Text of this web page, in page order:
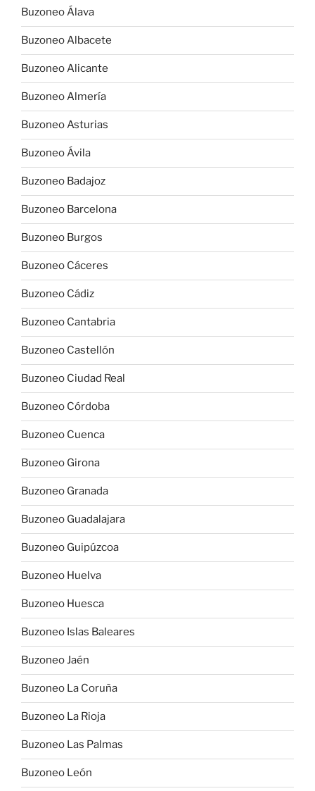
Buzoneo Álava
Buzoneo Albacete
Buzoneo Alicante
Buzoneo Almería
Buzoneo Asturias
Buzoneo Ávila
Buzoneo Badajoz
Buzoneo Barcelona
Buzoneo Burgos
Buzoneo Cáceres
Buzoneo Cádiz
Buzoneo Cantabria
Buzoneo Castellón
Buzoneo Ciudad Real
Buzoneo Córdoba
Buzoneo Cuenca
Buzoneo Girona
Buzoneo Granada
Buzoneo Guadalajara
Buzoneo Guipúzcoa
Buzoneo Huelva
Buzoneo Huesca
Buzoneo Islas Baleares
Buzoneo Jaén
Buzoneo La Coruña
Buzoneo La Rioja
Buzoneo Las Palmas
Buzoneo León